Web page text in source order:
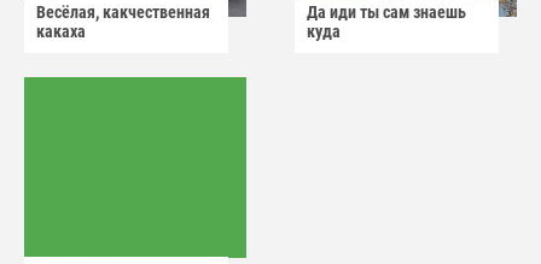
Весёлая, какчественная
какаха
Да иди ты сам знаешь
куда